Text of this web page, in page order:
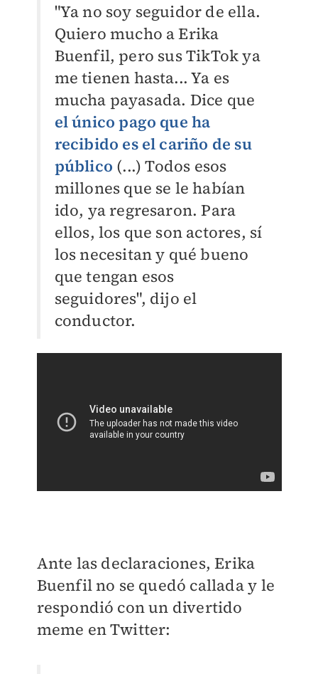
"Ya no soy seguidor de ella.
Quiero mucho a Erika
Buenfil, pero sus TikTok ya
me tienen hasta... Ya es
mucha payasada. Dice que
el único pago que ha
recibido es el cariño de su
público (...) Todos esos
millones que se le habían
ido, ya regresaron. Para
ellos, los que son actores, sí
los necesitan y qué bueno
que tengan esos
seguidores", dijo el
conductor.
Ante las declaraciones, Erika
Buenfil no se quedó callada y le
respondió con un divertido
meme en Twitter: